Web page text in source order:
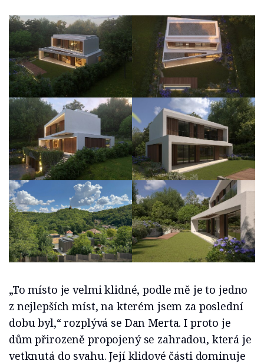
„To místo je velmi klidné, podle mě je to jedno
z nejlepších míst, na kterém jsem za poslední
dobu byl,“ rozplývá se Dan Merta. I proto je
dům přirozeně propojený se zahradou, která je
vetknutá do svahu. Její klidové části dominuje